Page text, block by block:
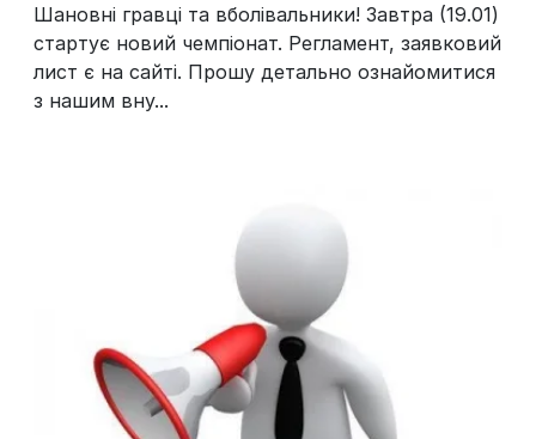
Шановні гравці та вболівальники! Завтра (19.01)
стартує новий чемпіонат. Регламент, заявковий
лист є на сайті. Прошу детально ознайомитися
з нашим вну...